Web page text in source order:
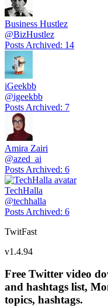
Business Hustlez
@BizHustlez
Posts Archived: 14
iGeekbb
@igeekbb
Posts Archived: 7
Amira Zairi
@azed_ai
Posts Archived: 6
TechHalla
@techhalla
Posts Archived: 6
TwitFast
v1.4.94
Free Twitter video
and hashtags list,
topics, hashtags.